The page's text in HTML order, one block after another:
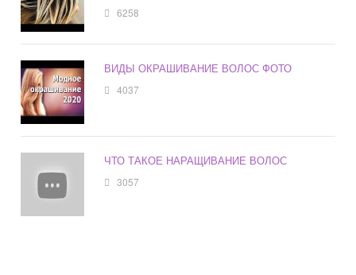
6258
ВИДЫ ОКРАШИВАНИЕ ВОЛОС ФОТО
4037
ЧТО ТАКОЕ НАРАЩИВАНИЕ ВОЛОС
3057